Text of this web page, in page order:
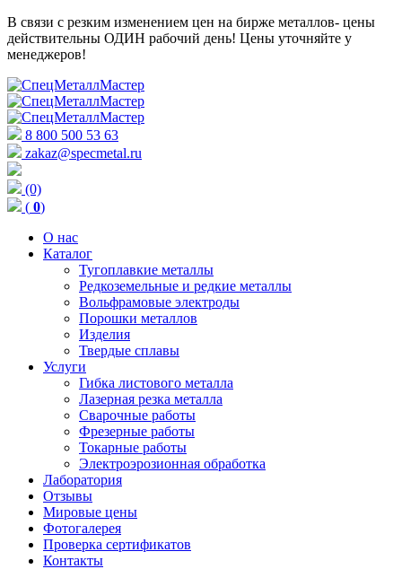
В связи с резким изменением цен на бирже металлов- цены
действительны ОДИН рабочий день! Цены уточняйте у
менеджеров!
8 800 500 53 63
zakaz@specmetal.ru
(0)
( 0)
О нас
Каталог
Тугоплавкие металлы
Редкоземельные и редкие металлы
Вольфрамовые электроды
Порошки металлов
Изделия
Твердые сплавы
Услуги
Гибка листового металла
Лазерная резка металла
Сварочные работы
Фрезерные работы
Токарные работы
Электроэрозионная обработка
Лаборатория
Отзывы
Мировые цены
Фотогалерея
Проверка сертификатов
Контакты